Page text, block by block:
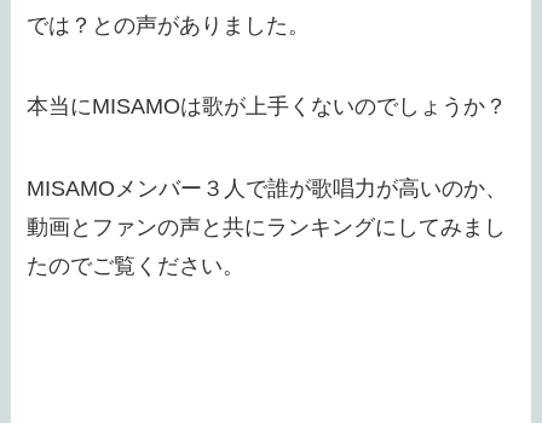
では？との声がありました。
本当にMISAMOは歌が上手くないのでしょうか？
MISAMOメンバー３人で誰が歌唱力が高いのか、
動画とファンの声と共にランキングにしてみまし
たのでご覧ください。